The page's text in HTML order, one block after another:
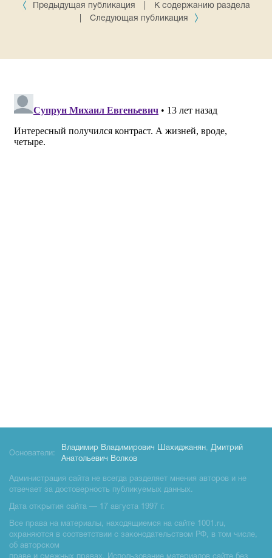
Предыдущая публикация
К содержанию раздела
Следующая публикация
Основатели:
Владимир Владимирович Шахиджанян, Дмитрий
Анатольевич Волков
Администрация сайта не всегда разделяет мнения авторов и не
отвечает за достоверность публикуемых данных.
Дата открытия сайта — 17 августа 1997 г.
Все права на материалы, находящиемся на сайте 1001.ru,
охраняются в соответствии с законодательством РФ, в том числе,
об авторском